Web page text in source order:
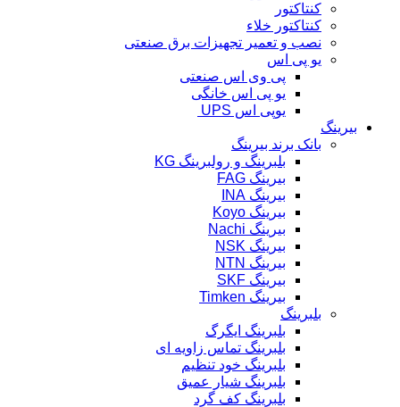
کنتاکتور
کنتاکتور خلاء
نصب و تعمیر تجهیزات برق صنعتی
یو پی اس
پی وی اس صنعتی
یو پی اس خانگی
یوپی اس UPS
بیرینگ
بانک برند بیرینگ
بلبرینگ و رولبرینگ KG
بیرینگ FAG
بیرینگ INA
بیرینگ Koyo
بیرینگ Nachi
بیرینگ NSK
بیرینگ NTN
بیرینگ SKF
بیرینگ Timken
بلبرینگ
بلبرینگ ایگرگ
بلبرینگ تماس زاویه ای
بلبرینگ خود تنظیم
بلبرینگ شیار عمیق
بلبرینگ کف گرد